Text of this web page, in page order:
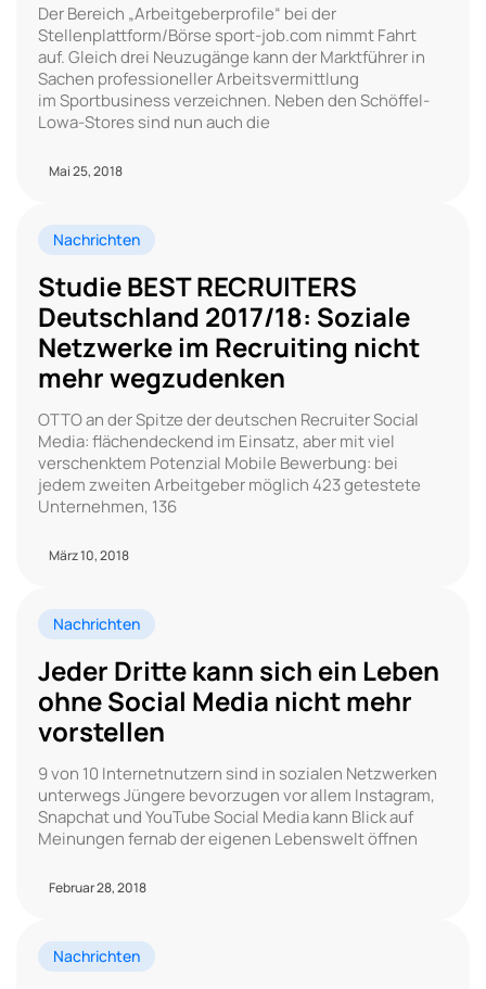
Der Bereich „Arbeitgeberprofile“ bei der
Stellenplattform/Börse sport-job.com nimmt Fahrt
auf. Gleich drei Neuzugänge kann der Marktführer in
Sachen professioneller Arbeitsvermittlung
im Sportbusiness verzeichnen. Neben den Schöffel-
Lowa-Stores sind nun auch die
Mai 25, 2018
Nachrichten
Studie BEST RECRUITERS
Deutschland 2017/18: Soziale
Netzwerke im Recruiting nicht
mehr wegzudenken
OTTO an der Spitze der deutschen Recruiter Social
Media: flächendeckend im Einsatz, aber mit viel
verschenktem Potenzial Mobile Bewerbung: bei
jedem zweiten Arbeitgeber möglich 423 getestete
Unternehmen, 136
März 10, 2018
Nachrichten
Jeder Dritte kann sich ein Leben
ohne Social Media nicht mehr
vorstellen
9 von 10 Internetnutzern sind in sozialen Netzwerken
unterwegs Jüngere bevorzugen vor allem Instagram,
Snapchat und YouTube Social Media kann Blick auf
Meinungen fernab der eigenen Lebenswelt öffnen
Februar 28, 2018
Nachrichten